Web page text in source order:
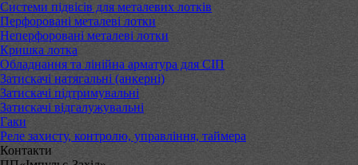
Системи підвісів для металевих лотків
Перфоровані металеві лотки
Неперфоровані металеві лотки
Кришка лотка
Обладнання та лінійна арматура для СІП
Затискачі натягальні (анкерні)
Затискачі підтримувальні
Затискачі відгалужувальні
Гаки
Реле захисту, контролю, управління, таймера
Контакти